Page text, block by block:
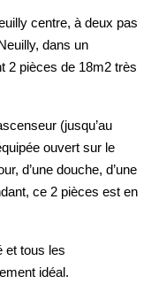
centre, à deux pas
dans un
2 pièces de 18m2 très
(jusqu’au
ouvert sur le
d’une douche, d’une
ce 2 pièces est en
et tous les
idéal.